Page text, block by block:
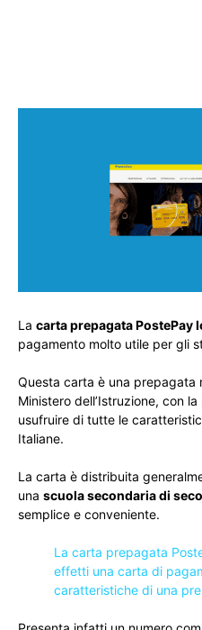
La carta prepagata PostePay
pagamento molto utile per gli
Questa carta è una prepagata
Ministero dell’Istruzione, con
usufruire di tutte le
Italiane.
La carta è distribuita
una scuola secondaria di
semplice e conveniente.
La carta prepagata
effetti una carta di
caratteristiche di una